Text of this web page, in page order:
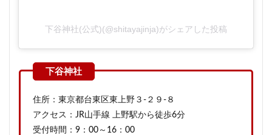
下谷神社(公式)(@shitayajinja)がシェアした投稿
住所：東京都台東区東上野３-２９-８
アクセス：JR山手線 上野駅から徒歩6分
受付時間：9：00～16：00